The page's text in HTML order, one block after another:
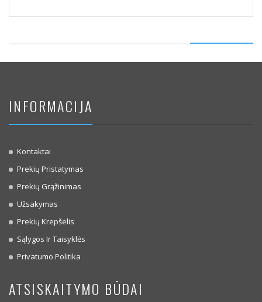
INFORMACIJA
Kontaktai
Prekių Pristatymas
Prekių Grąžinimas
Užsakymas
Prekių Krepšelis
Sąlygos Ir Taisyklės
Privatumo Politika
ATSISKAITYMO BŪDAI